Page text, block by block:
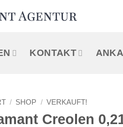
KONTAKT
/ SHOP / VERKAUFT!
Creolen